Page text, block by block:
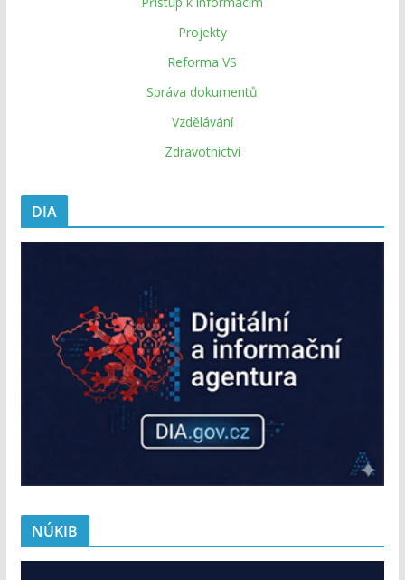
Projekty
Reforma VS
Správa dokumentů
Vzdělávání
Zdravotnictví
DIA
NÚKIB